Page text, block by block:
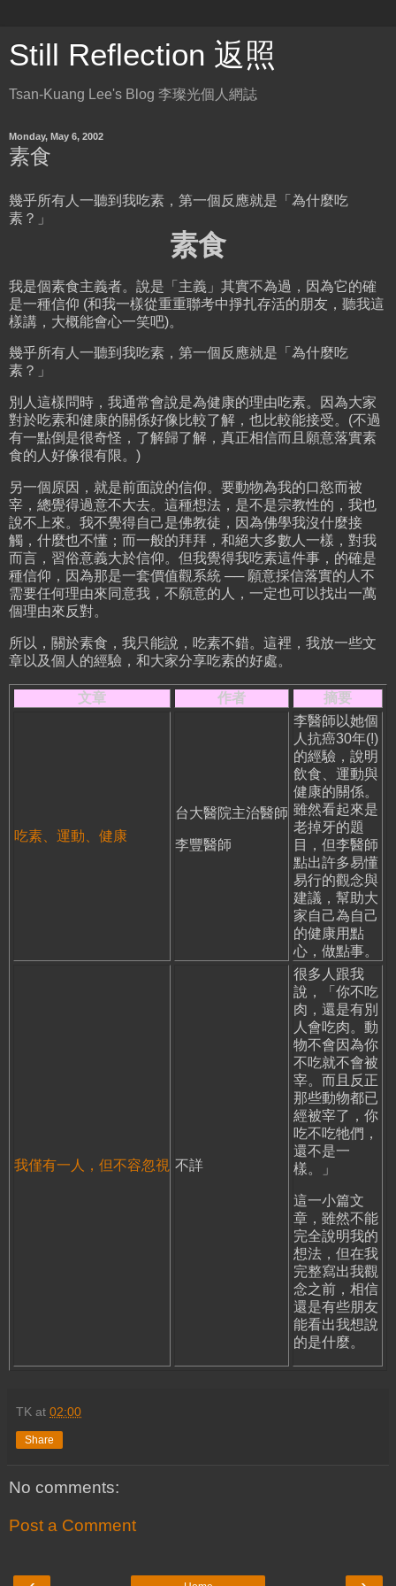
Still Reflection 返照
Tsan-Kuang Lee's Blog 李璨光個人網誌
Monday, May 6, 2002
素食
幾乎所有人一聽到我吃素，第一個反應就是「為什麼吃
素？」
素食
我是個素食主義者。說是「主義」其實不為過，因為它的確
是一種信仰 (和我一樣從重重聯考中掙扎存活的朋友，聽我這
樣講，大概能會心一笑吧)。
幾乎所有人一聽到我吃素，第一個反應就是「為什麼吃
素？」
別人這樣問時，我通常會說是為健康的理由吃素。因為大家
對於吃素和健康的關係好像比較了解，也比較能接受。(不過
有一點倒是很奇怪，了解歸了解，真正相信而且願意落實素
食的人好像很有限。)
另一個原因，就是前面說的信仰。要動物為我的口慾而被
宰，總覺得過意不大去。這種想法，是不是宗教性的，我也
說不上來。我不覺得自己是佛教徒，因為佛學我沒什麼接
觸，什麼也不懂；而一般的拜拜，和絕大多數人一樣，對我
而言，習俗意義大於信仰。但我覺得我吃素這件事，的確是
種信仰，因為那是一套價值觀系統 ── 願意採信落實的人不
需要任何理由來同意我，不願意的人，一定也可以找出一萬
個理由來反對。
所以，關於素食，我只能說，吃素不錯。這裡，我放一些文
章以及個人的經驗，和大家分享吃素的好處。
文章 作者 摘要
吃素、運動、健康
台大醫院主治醫師
李豐醫師
李醫師以她個
人抗癌30年(!)
的經驗，說明
飲食、運動與
健康的關係。
雖然看起來是
老掉牙的題
目，但李醫師
點出許多易懂
易行的觀念與
建議，幫助大
家自己為自己
的健康用點
心，做點事。
我僅有一人，但不容忽視 不詳
很多人跟我
說，「你不吃
肉，還是有別
人會吃肉。動
物不會因為你
不吃就不會被
宰。而且反正
那些動物都已
經被宰了，你
吃不吃牠們，
還不是一
樣。」
這一小篇文
章，雖然不能
完全說明我的
想法，但在我
完整寫出我觀
念之前，相信
還是有些朋友
能看出我想說
的是什麼。
TK at 02:00
Share
No comments:
Post a Comment